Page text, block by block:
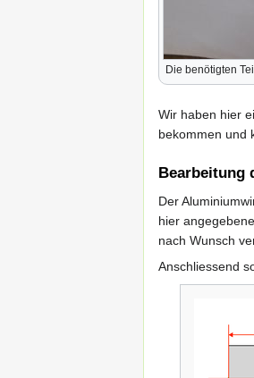
Die benötigten
Wir haben hier
bekommen und
Bearbeitung
Der
hier
nach Wunsch
Anschliessend